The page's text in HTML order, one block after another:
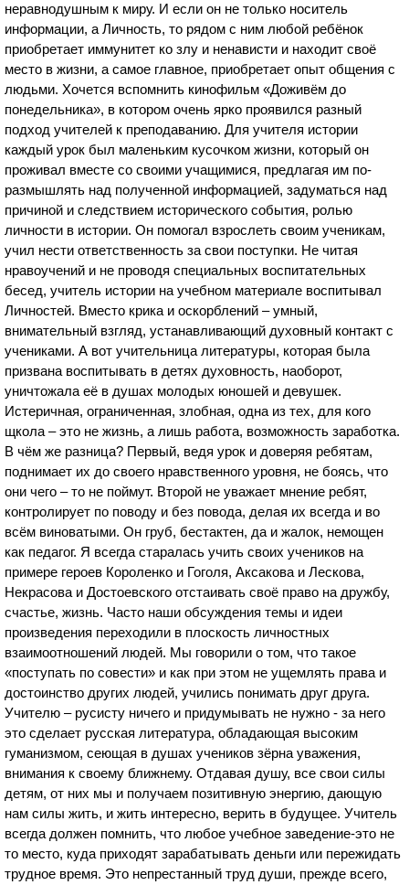
неравнодушным к миру. И если он не только носитель
информации, а Личность, то рядом с ним любой ребёнок
приобретает иммунитет ко злу и ненависти и находит своё
место в жизни, а самое главное, приобретает опыт общения с
людьми. Хочется вспомнить кинофильм «Доживём до
понедельника», в котором очень ярко проявился разный
подход учителей к преподаванию. Для учителя истории
каждый урок был маленьким кусочком жизни, который он
проживал вместе со своими учащимися, предлагая им по-
размышлять над полученной информацией, задуматься над
причиной и следствием исторического события, ролью
личности в истории. Он помогал взрослеть своим ученикам,
учил нести ответственность за свои поступки. Не читая
нравоучений и не проводя специальных воспитательных
бесед, учитель истории на учебном материале воспитывал
Личностей. Вместо крика и оскорблений – умный,
внимательный взгляд, устанавливающий духовный контакт с
учениками. А вот учительница литературы, которая была
призвана воспитывать в детях духовность, наоборот,
уничтожала её в душах молодых юношей и девушек.
Истеричная, ограниченная, злобная, одна из тех, для кого
щкола – это не жизнь, а лишь работа, возможность заработка.
В чём же разница? Первый, ведя урок и доверяя ребятам,
поднимает их до своего нравственного уровня, не боясь, что
они чего – то не поймут. Второй не уважает мнение ребят,
контролирует по поводу и без повода, делая их всегда и во
всём виноватыми. Он груб, бестактен, да и жалок, немощен
как педагог. Я всегда старалась учить своих учеников на
примере героев Короленко и Гоголя, Аксакова и Лескова,
Некрасова и Достоевского отстаивать своё право на дружбу,
счастье, жизнь. Часто наши обсуждения темы и идеи
произведения переходили в плоскость личностных
взаимоотношений людей. Мы говорили о том, что такое
«поступать по совести» и как при этом не ущемлять права и
достоинство других людей, учились понимать друг друга.
Учителю – русисту ничего и придумывать не нужно - за него
это сделает русская литература, обладающая высоким
гуманизмом, сеющая в душах учеников зёрна уважения,
внимания к своему ближнему. Отдавая душу, все свои силы
детям, от них мы и получаем позитивную энергию, дающую
нам силы жить, и жить интересно, верить в будущее. Учитель
всегда должен помнить, что любое учебное заведение-это не
то место, куда приходят зарабатывать деньги или пережидать
трудное время. Это непрестанный труд души, прежде всего,